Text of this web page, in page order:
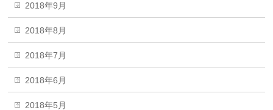
2018年9月
2018年8月
2018年7月
2018年6月
2018年5月